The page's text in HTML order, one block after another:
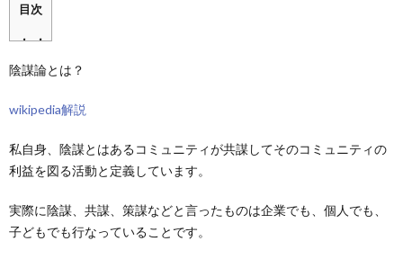
目次
陰謀論とは？
wikipedia解説
私自身、陰謀とはあるコミュニティが共謀してそのコミュニティの
利益を図る活動と定義しています。
実際に陰謀、共謀、策謀などと言ったものは企業でも、個人でも、
子どもでも行なっていることです。